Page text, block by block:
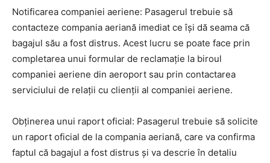
Notificarea companiei aeriene: Pasagerul trebuie să
contacteze compania aeriană imediat ce își dă seama că
bagajul său a fost distrus. Acest lucru se poate face prin
completarea unui formular de reclamație la biroul
companiei aeriene din aeroport sau prin contactarea
serviciului de relații cu clienții al companiei aeriene.
Obținerea unui raport oficial: Pasagerul trebuie să solicite
un raport oficial de la compania aeriană, care va confirma
faptul că bagajul a fost distrus și va descrie în detaliu